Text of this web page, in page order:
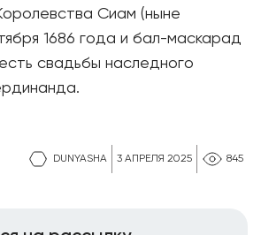
DUNYASHA 3 АПРЕЛЯ 2025 845
Сиам (ныне
1686 года и бал-маскарад
свадьбы наследного